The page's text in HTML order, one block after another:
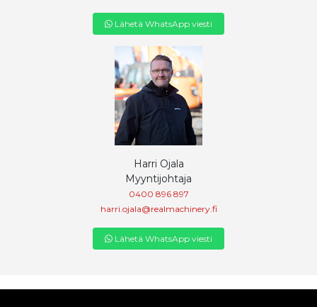
Lähetä WhatsApp viesti
Harri Ojala
Myyntijohtaja
0400 896 897
harri.ojala@realmachinery.fi
Lähetä WhatsApp viesti